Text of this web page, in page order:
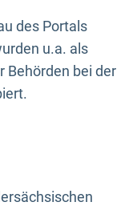
des Portals
u.a. als
Behörden bei der